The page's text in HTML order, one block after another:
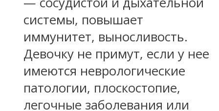
системы, повышает
иммунитет, выносливость.
Девочку не примут, если у нее
имеются неврологические
патологии, плоскостопие,
легочные заболевания или